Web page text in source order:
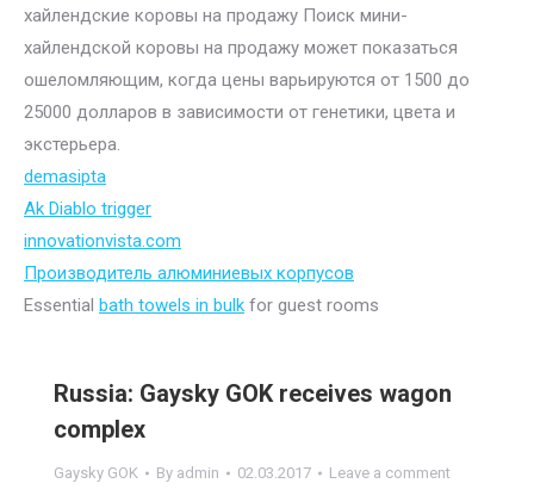
хайлендские коровы на продажу Поиск мини-
хайлендской коровы на продажу может показаться
ошеломляющим, когда цены варьируются от 1500 до
25000 долларов в зависимости от генетики, цвета и
экстерьера.
demasipta
Ak Diablo trigger
innovationvista.com
Производитель алюминиевых корпусов
Essential bath towels in bulk for guest rooms
Russia: Gaysky GOK receives wagon
complex
Gaysky GOK By admin 02.03.2017 Leave a comment